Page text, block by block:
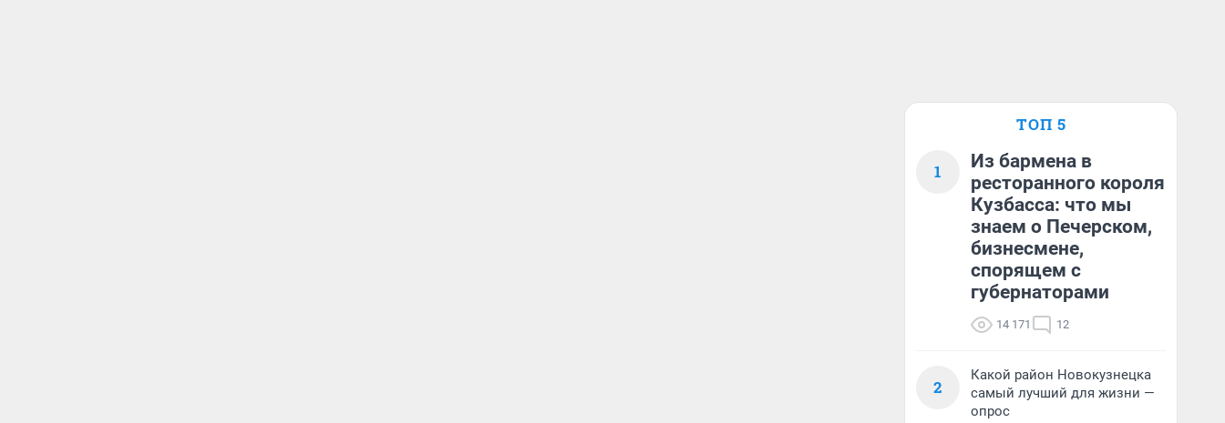
ТОП 5
1
Из бармена в
ресторанного короля
Кузбасса: что мы
знаем о Печерском,
бизнесмене,
спорящем с
губернаторами
14 171 12
2
Какой район Новокузнецка
самый лучший для жизни —
опрос